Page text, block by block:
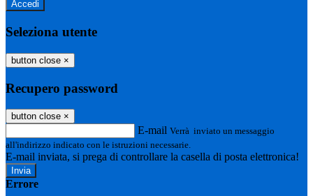
Seleziona utente
button close ×
Recupero password
button close ×
E-mail Verrà inviato un messaggio
all'indirizzo indicato con le istruzioni necessarie.
E-mail inviata, si prega di controllare la casella di posta elettronica!
Errore